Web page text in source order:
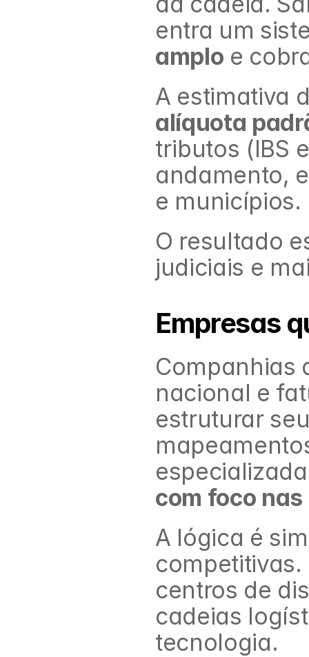
entra um
amplo e
alíquota
tributos (IBS
andamento,
e municípios.
O resultado
judiciais e
Empresas
Companhias
nacional e
estruturar
com foco
A lógica é
centros de
cadeias
tecnologia.